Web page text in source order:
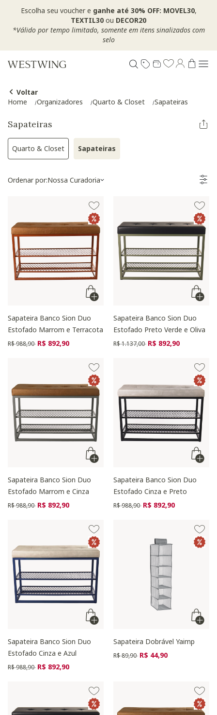
Escolha seu voucher e ganhe até 30% OFF: MOVEL30,
TEXTIL30 ou DECOR20
*Válido por tempo limitado, somente em itens sinalizados com
selo
Voltar
Home
Organizadores Quarto & Closet Sapateiras
Sapateiras
Quarto & ClosetRefinar por Categoria: Quarto & Closet
Sapateiras
Ordenar por:Nossa Curadoria
Sapateira Banco Sion Duo
Estofado Marrom e Terracota
Preço reduzido de
R$ 988,90 para
R$ 892,90
Sapateira Banco Sion Duo
Estofado Preto Verde e Oliva
Preço reduzido de
R$ 1.137,00 para
R$ 892,90
Sapateira Banco Sion Duo
Estofado Marrom e Cinza
Preço reduzido de
R$ 988,90 para
R$ 892,90
Sapateira Banco Sion Duo
Estofado Cinza e Preto
Preço reduzido de
R$ 988,90 para
R$ 892,90
Sapateira Banco Sion Duo
Estofado Cinza e Azul
Preço reduzido de
R$ 988,90 para
R$ 892,90
Sapateira Dobrável Yaimp
Preço reduzido de
R$ 89,90 para
R$ 44,90